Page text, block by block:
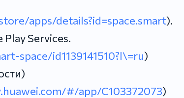
apps/details?id=space.smart).
Services.
space/id1139141510?l\=ru)
#/app/C103372073)